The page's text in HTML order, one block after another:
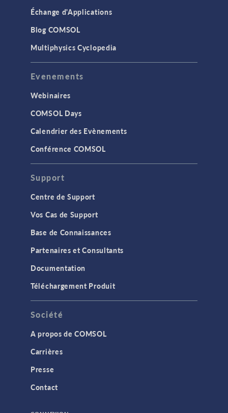
Échange d'Applications
Blog COMSOL
Multiphysics Cyclopedia
Evenements
Webinaires
COMSOL Days
Calendrier des Evènements
Conférence COMSOL
Support
Centre de Support
Vos Cas de Support
Base de Connaissances
Partenaires et Consultants
Documentation
Téléchargement Produit
Société
A propos de COMSOL
Carrières
Presse
Contact